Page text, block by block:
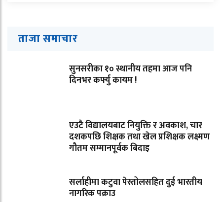
ताजा समाचार
सुनसरीका १० स्थानीय तहमा आज पनि
दिनभर कर्फ्यु कायम !
एउटै विद्यालयबाट नियुक्ति र अवकाश, चार
दशकपछि शिक्षक तथा खेल प्रशिक्षक लक्ष्मण
गौतम सम्मानपूर्वक बिदाइ
सर्लाहीमा कटुवा पेस्तोलसहित दुई भारतीय
नागरिक पक्राउ